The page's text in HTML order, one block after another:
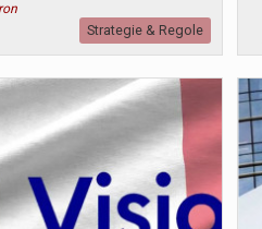
Strategie & Regole